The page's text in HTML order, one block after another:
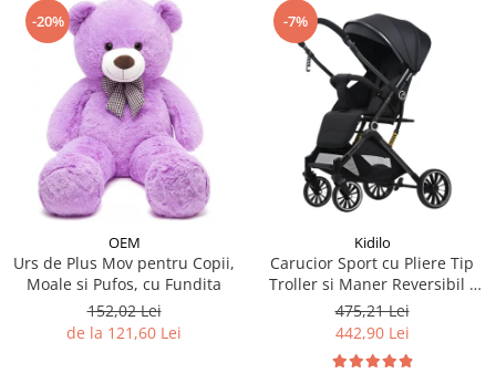
-20%
OEM
Urs de Plus Mov pentru Copii,
Moale si Pufos, cu Fundita
152,02 Lei
de la 121,60 Lei
-7%
Kidilo
Carucior Sport cu Pliere Tip
Troller si Maner Reversibil -
Negru
475,21 Lei
442,90 Lei